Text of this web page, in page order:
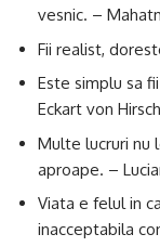
vesnic. –
Fii realist,
Este simplu sa
Eckart von
Multe lucruri nu
aproape. –
Viata e felul in
inacceptabila